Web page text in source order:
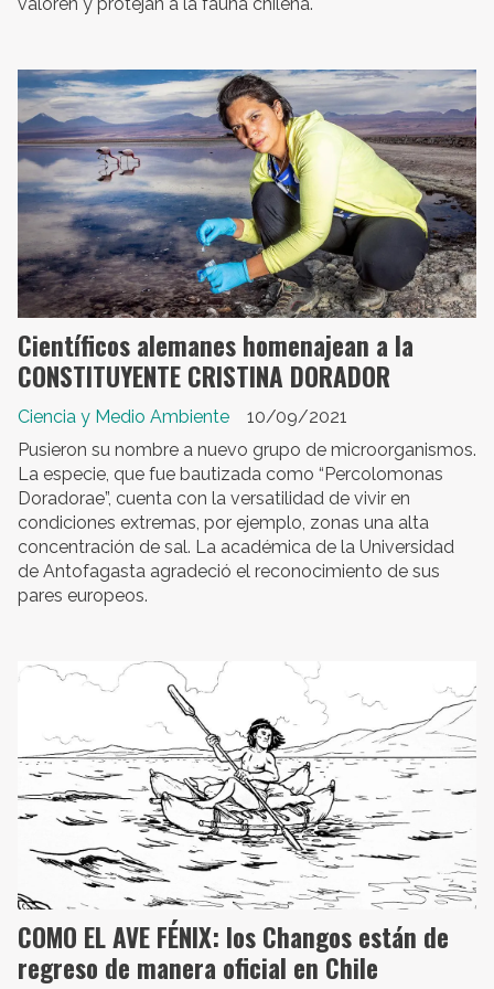
Científicos alemanes homenajean a la
CONSTITUYENTE CRISTINA DORADOR
Ciencia y Medio Ambiente
10/09/2021
Pusieron su nombre a nuevo grupo de microorganismos.
La especie, que fue bautizada como “Percolomonas
Doradorae”, cuenta con la versatilidad de vivir en
condiciones extremas, por ejemplo, zonas una alta
concentración de sal. La académica de la Universidad
de Antofagasta agradeció el reconocimiento de sus
pares europeos.
COMO EL AVE FÉNIX: los Changos están de
regreso de manera oficial en Chile